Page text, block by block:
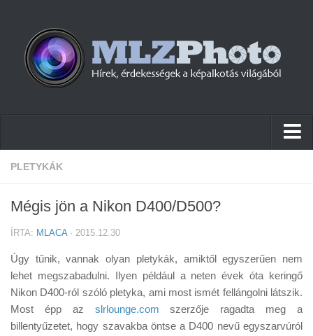
Hírek
Cikkek
Firmware
Tudástár
Tanácsok
PLETYKÁK
Mégis jön a Nikon D400/D500?
ÍRTA: MLACA· 2015.12.30
Úgy tűnik, vannak olyan pletykák, amiktől egyszerűen nem
lehet megszabadulni. Ilyen például a neten évek óta keringő
Nikon D400-ról szóló pletyka, ami most ismét fellángolni látszik.
Most épp az slrlounge.com szerzője ragadta meg a
billentyűzetet, hogy szavakba öntse a D400 nevű egyszarvúról